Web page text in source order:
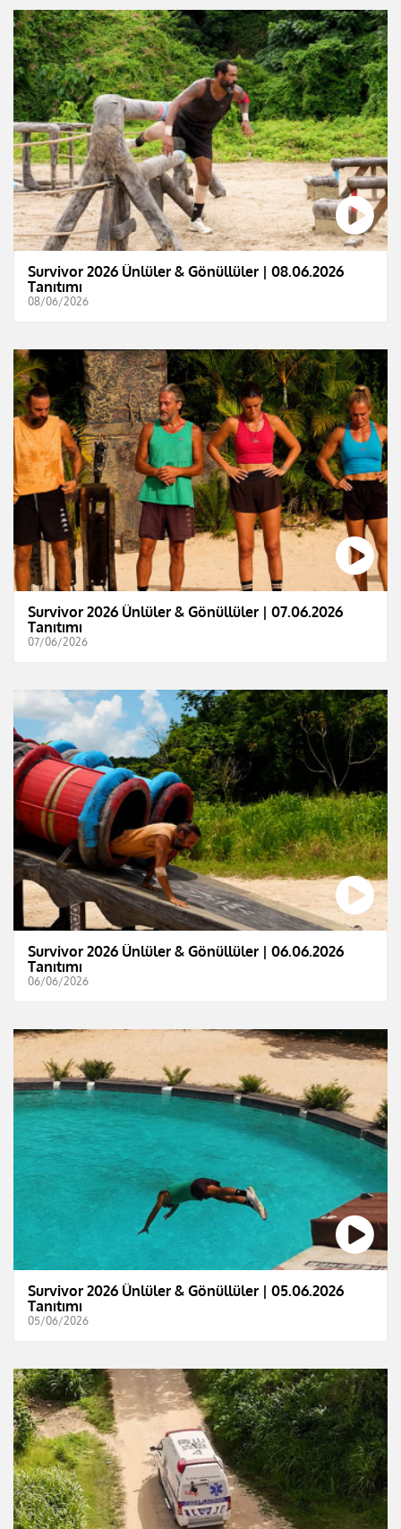
Survivor 2026 Ünlüler & Gönüllüler | 08.06.2026
Tanıtımı
08/06/2026
Survivor 2026 Ünlüler & Gönüllüler | 07.06.2026
Tanıtımı
07/06/2026
Survivor 2026 Ünlüler & Gönüllüler | 06.06.2026
Tanıtımı
06/06/2026
Survivor 2026 Ünlüler & Gönüllüler | 05.06.2026
Tanıtımı
05/06/2026